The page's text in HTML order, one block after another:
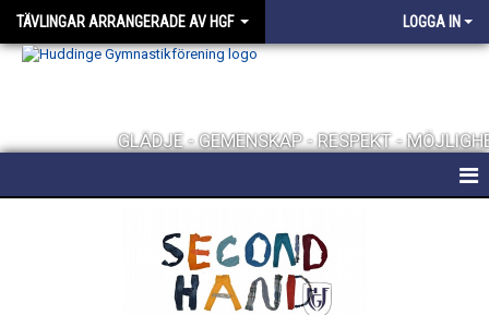
TÄVLINGAR ARRANGERADE AV HGF LOGGA IN
GLÄDJE - GEMENSKAP - RESPEKT -